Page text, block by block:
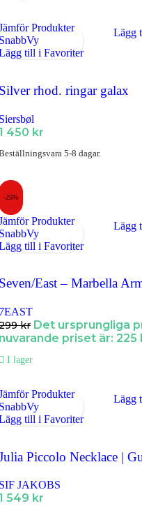
Produkter
till i Favoriter
Lägg
rhod. ringar galax
450 kr
5-8 dagar.
-25%
Produkter
till i Favoriter
Lägg
East – Marbella
kr Det ursprungliga
priset är: 225
I lager
Produkter
till i Favoriter
Lägg
Piccolo Necklace |
JAKOBS
549 kr